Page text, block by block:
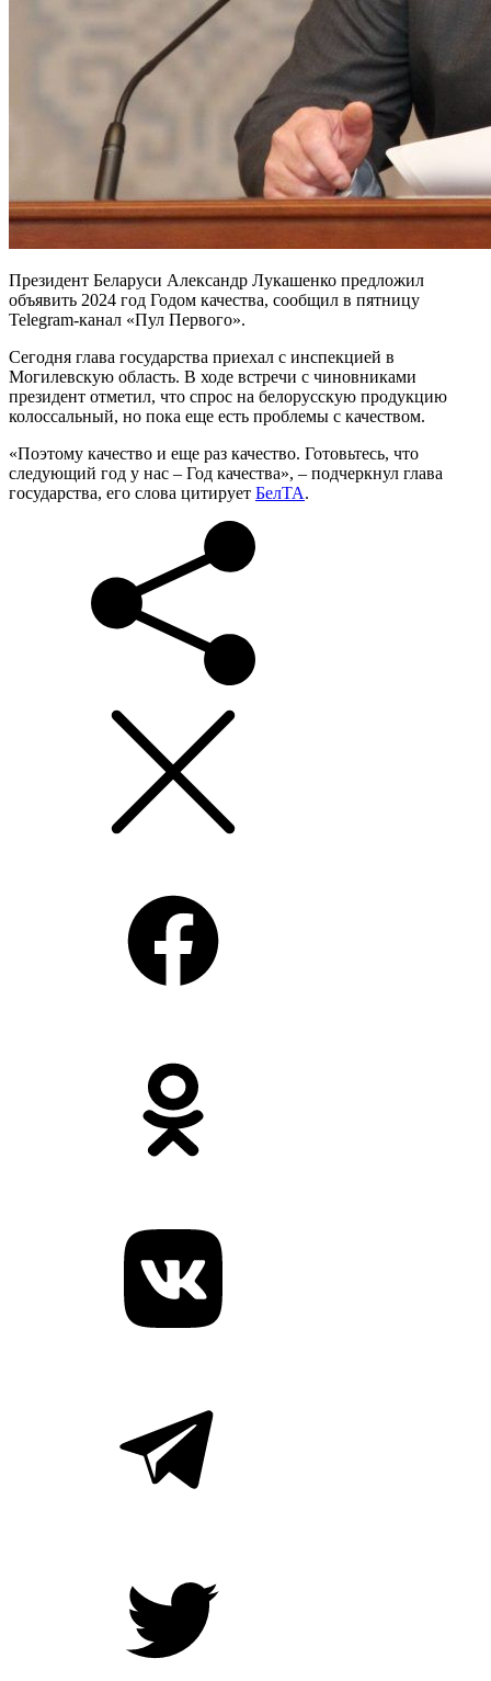
Президент Беларуси Александр Лукашенко предложил
объявить 2024 год Годом качества, сообщил в пятницу
Telegram-канал «Пул Первого».
Сегодня глава государства приехал с инспекцией в
Могилевскую область. В ходе встречи с чиновниками
президент отметил, что спрос на белорусскую продукцию
колоссальный, но пока еще есть проблемы с качеством.
«Поэтому качество и еще раз качество. Готовьтесь, что
следующий год у нас – Год качества», – подчеркнул глава
государства, его слова цитирует БелТА.